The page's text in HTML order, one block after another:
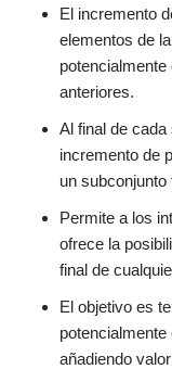
El incremento
elementos de
anteriores.
Al final de cada
incremento de
un subconjunto
Permite a los
ofrece la
final de
El objetivo es
añadiendo